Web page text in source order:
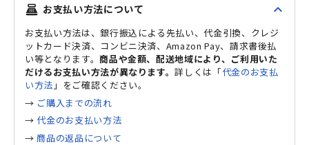
point_of_sale お支払い方法について expand_less
お支払い方法は、銀行振込による先払い、代金引換、クレジ
ットカード決済、コンビニ決済、Amazon Pay、請求書後払
い等となります。商品や金額、配送地域により、ご利用いた
だけるお支払い方法が異なります。詳しくは「代金のお支払
い方法 」をご確認ください。
→ ご購入までの流れ
→代金のお支払い方法
→ 商品の返品について